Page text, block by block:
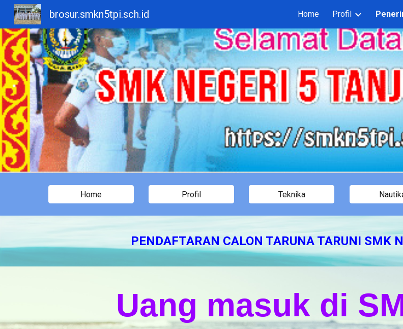
brosur.smkn5tpi.sch.id Home Profil
Home Profil Teknika
PENDAFTARAN CALON TARUNA TARUNI SMK
Uang masuk di